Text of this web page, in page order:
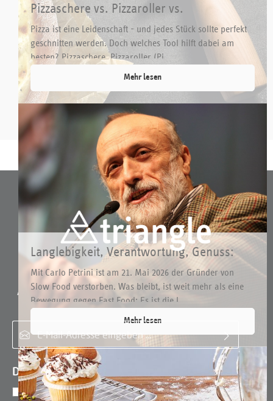
Pizzaschere vs. Pizzaroller vs.
Wiegemesser – Welches Werkzeug ist
ideal?
Pizza ist eine Leidenschaft - und jedes Stück sollte perfekt
geschnitten werden. Doch welches Tool hilft dabei am
besten? Pizzaschere, Pizzaroller (Pi...
Mehr lesen
Langlebigkeit, Verantwortung, Genuss:
Was triangle mit Slow Food verbindet
Mit Carlo Petrini ist am 21. Mai 2026 der Gründer von
Slow Food verstorben. Was bleibt, ist weit mehr als eine
Bewegung gegen Fast Food: Es ist die I...
Mehr lesen
Abonnieren Sie den kostenlosen Newsletter und verpassen Sie
keine Neuigkeit oder Aktion.
E-Mail-Adresse*
Datenschutz
Ich habe dieDatenschutzbestimmungenzur